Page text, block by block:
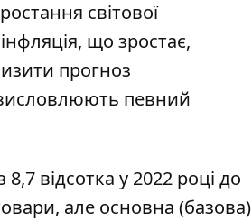
світової
що зростає,
прогноз
висловлюють певний
8,7 відсотка у 2022 році до
але основна (базова)